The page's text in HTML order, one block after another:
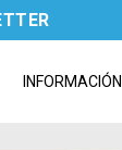
INFORMACIÓN